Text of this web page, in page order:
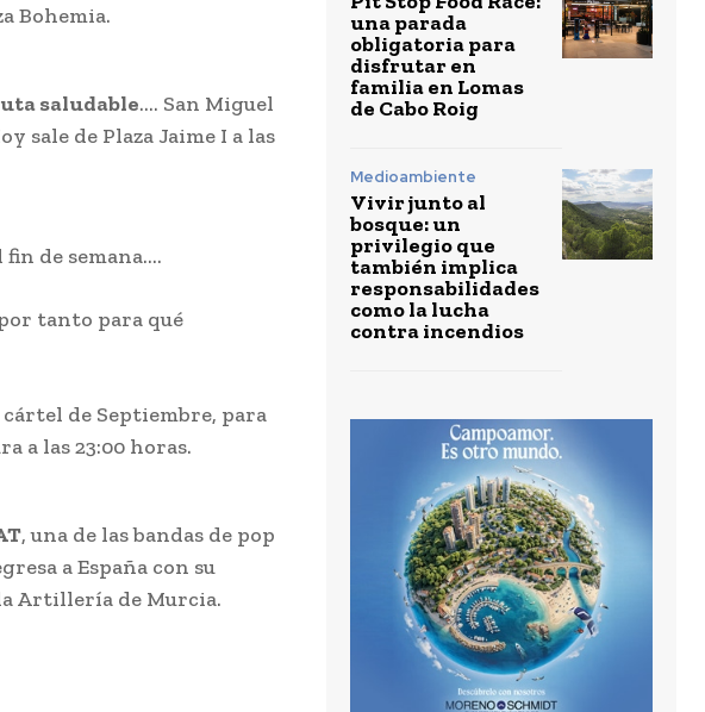
Bohemia.
saludable…. San Miguel
sale de Plaza Jaime I a las
de semana….
tanto para qué
de Septiembre, para
a las 23:00 horas.
, una de las bandas de pop
a España con su
Artillería de Murcia.
una parada
obligatoria para
disfrutar en
familia en Lomas
de Cabo Roig
Medioambiente
Vivir junto al
bosque: un
privilegio que
también implica
responsabilidades
como la lucha
contra incendios